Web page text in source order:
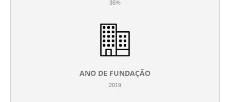
35%
ANO DE FUNDAÇÃO
2019